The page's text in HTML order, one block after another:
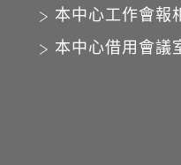
本中心工作會報
本中心借用會議